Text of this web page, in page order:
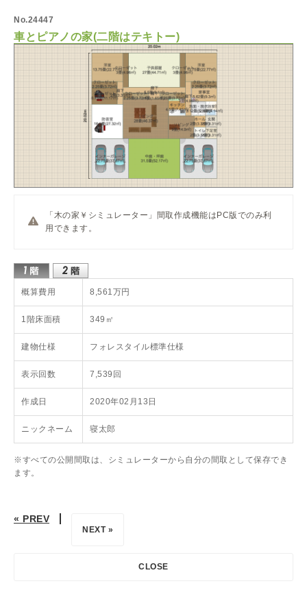
No.24447
車とピアノの家(二階はテキトー)
「木の家￥シミュレーター」間取作成機能はPC版でのみ利
用できます。
概算費用 8,561万円
1階床面積 349㎡
建物仕様 フォレスタイル標準仕様
表示回数 7,539回
作成日 2020年02月13日
ニックネーム 寝太郎
※すべての公開間取は、シミュレーターから自分の間取として保存でき
ます。
« PREV
NEXT »
CLOSE